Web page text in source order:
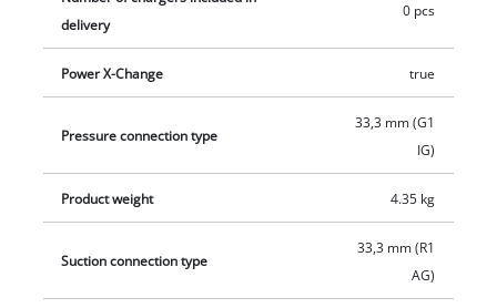
ett centralt bärhandtag för enkel transport och fästhål för
gänganslutningar i mässing. Produkten levereras utan
batterier och utan laddare. Dessa kan köpas separat.
delivery
0 pcs
Power X-Change true
Pressure connection type
33,3 mm (G1
IG)
Product weight 4.35 kg
Suction connection type
33,3 mm (R1
AG)